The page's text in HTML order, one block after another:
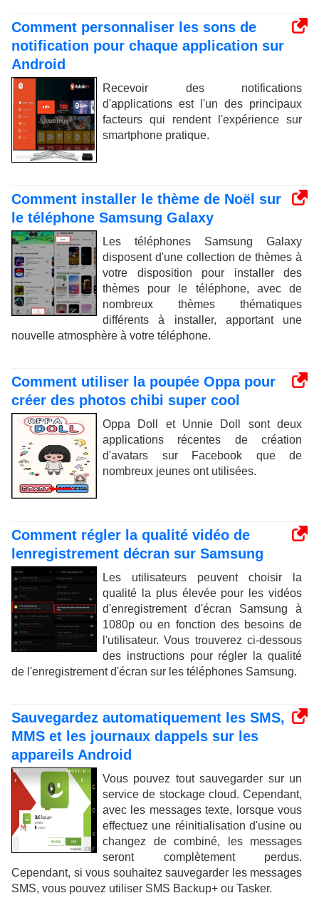
Comment personnaliser les sons de
notification pour chaque application sur
Android
Recevoir des notifications
d'applications est l'un des principaux
facteurs qui rendent l'expérience sur
smartphone pratique.
Comment installer le thème de Noël sur
le téléphone Samsung Galaxy
Les téléphones Samsung Galaxy
disposent d'une collection de thèmes à
votre disposition pour installer des
thèmes pour le téléphone, avec de
nombreux thèmes thématiques
différents à installer, apportant une
nouvelle atmosphère à votre téléphone.
Comment utiliser la poupée Oppa pour
créer des photos chibi super cool
Oppa Doll et Unnie Doll sont deux
applications récentes de création
d'avatars sur Facebook que de
nombreux jeunes ont utilisées.
Comment régler la qualité vidéo de
lenregistrement décran sur Samsung
Les utilisateurs peuvent choisir la
qualité la plus élevée pour les vidéos
d'enregistrement d'écran Samsung à
1080p ou en fonction des besoins de
l'utilisateur. Vous trouverez ci-dessous
des instructions pour régler la qualité
de l'enregistrement d'écran sur les téléphones Samsung.
Sauvegardez automatiquement les SMS,
MMS et les journaux dappels sur les
appareils Android
Vous pouvez tout sauvegarder sur un
service de stockage cloud. Cependant,
avec les messages texte, lorsque vous
effectuez une réinitialisation d'usine ou
changez de combiné, les messages
seront complètement perdus.
Cependant, si vous souhaitez sauvegarder les messages
SMS, vous pouvez utiliser SMS Backup+ ou Tasker.